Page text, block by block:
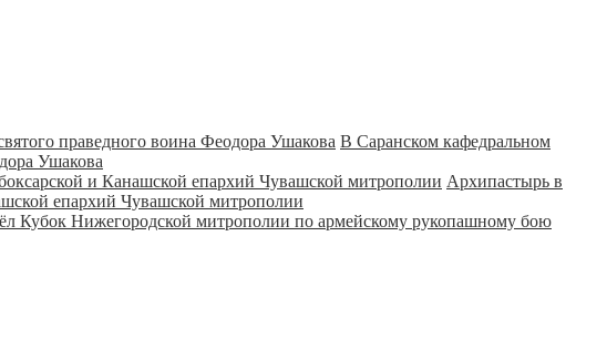
В Саранском кафедральном
Ушакова
Архипастырь в
епархий Чувашской митрополии
Кубок Нижегородской митрополии по армейскому рукопашному бою